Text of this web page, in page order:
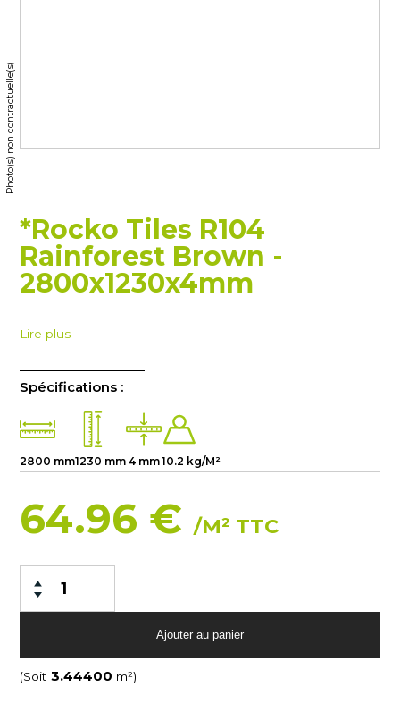
Photo(s) non contractuelle(s)
*Rocko Tiles R104
Rainforest Brown -
2800x1230x4mm
Lire plus
Spécifications :
2800 mm1230 mm 4 mm10.2 kg/M²
64.96 €/M² TTC
(Soit m²)